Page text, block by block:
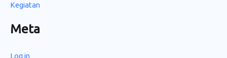
Kegiatan
Meta
Log in